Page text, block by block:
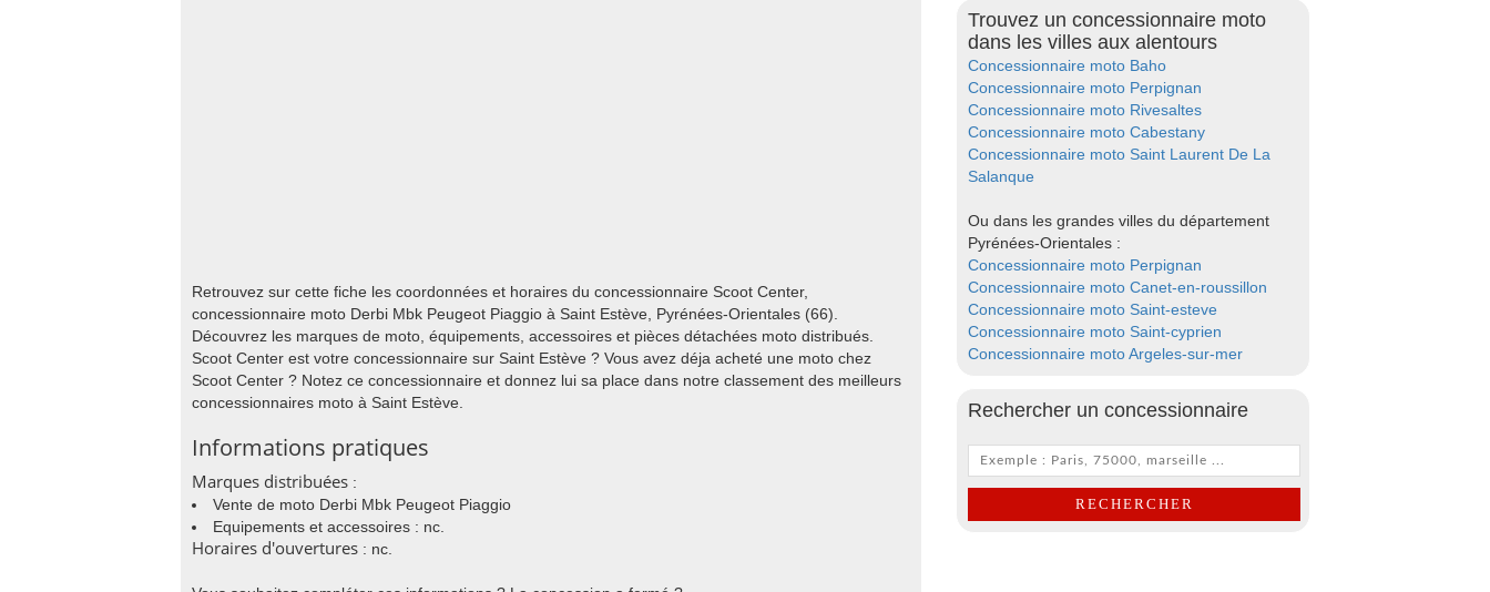
Retrouvez sur cette fiche les coordonnées et horaires du concessionnaire Scoot Center,
concessionnaire moto Derbi Mbk Peugeot Piaggio à Saint Estève, Pyrénées-Orientales (66).
Découvrez les marques de moto, équipements, accessoires et pièces détachées moto distribués.
Scoot Center est votre concessionnaire sur Saint Estève ? Vous avez déja acheté une moto chez
Scoot Center ? Notez ce concessionnaire et donnez lui sa place dans notre classement des meilleurs
concessionnaires moto à Saint Estève.
Informations pratiques
Marques distribuées :
Vente de moto Derbi Mbk Peugeot Piaggio
Equipements et accessoires : nc.
Horaires d'ouvertures : nc.
Trouvez un concessionnaire moto
dans les villes aux alentours
Concessionnaire moto Baho
Concessionnaire moto Perpignan
Concessionnaire moto Rivesaltes
Concessionnaire moto Cabestany
Concessionnaire moto Saint Laurent De La
Salanque
Ou dans les grandes villes du département
Pyrénées-Orientales :
Concessionnaire moto Perpignan
Concessionnaire moto Canet-en-roussillon
Concessionnaire moto Saint-esteve
Concessionnaire moto Saint-cyprien
Concessionnaire moto Argeles-sur-mer
Rechercher un concessionnaire